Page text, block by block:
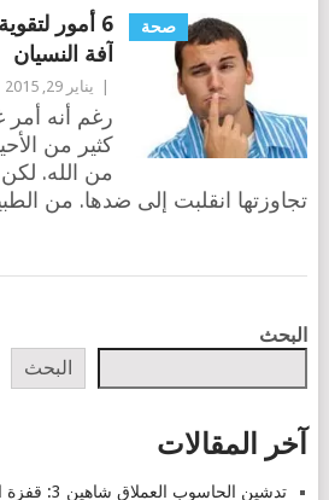
صحة
6 أمور
آفة النسيان
يناير 29, 2015
رغم أنه
كثير من
من الله.
تجاوزتها انقلبت إلى ضدها. من
POSTS
البحث
البحث
آخر المقالات
تدشين